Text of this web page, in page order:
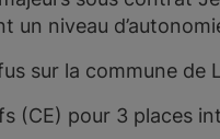
un niveau
sur la commune de
(CE) pour 3 places